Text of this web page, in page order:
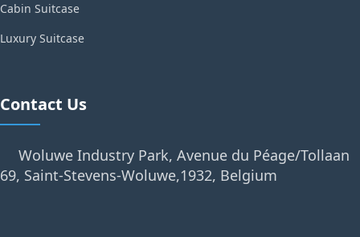
Cabin Suitcase
Luxury Suitcase
Contact Us
Woluwe Industry Park, Avenue du Péage/Tollaan
69, Saint-Stevens-Woluwe,1932, Belgium